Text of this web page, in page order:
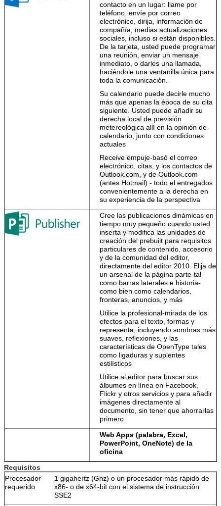
contacto en un lugar: llame por
teléfono, envíe por correo
electrónico, dirija, información de
compañía, medias actualizaciones
sociales, incluso si están disponibles.
De la tarjeta, usted puede programar
una reunión, enviar un mensaje
inmediato, o darles una llamada,
haciéndole una ventanilla única para
toda la comunicación.
Su calendario puede decirle mucho
más que apenas la época de su cita
siguiente. Usted puede añadir su
derecha local de previsión
metereológica allí en la opinión de
calendario, junto con condiciones
actuales
Receive empuje-basó el correo
electrónico, citas, y los contactos de
Outlook.com, y de Outlook.com
(antes Hotmail) - todo el entregados
convenientemente a la derecha en
su experiencia de la perspectiva
Cree las publicaciones dinámicas en
tiempo muy pequeño cuando usted
inserta y modifica las unidades de
creación del prebuilt para requisitos
particulares de contenido, accesorio
y de la comunidad del editor,
directamente del editor 2010. Elija de
un arsenal de la página parte-tal
como barras laterales e historia-
como bien como calendarios,
fronteras, anuncios, y más
Utilice la profesional-mirada de los
efectos para el texto, formas y
representa, incluyendo sombras más
suaves, reflexiones, y las
características de OpenType tales
como ligaduras y suplentes
estilísticos
Utilice al editor para buscar sus
álbumes en línea en Facebook,
Flickr y otros servicios y para añadir
imágenes directamente al
documento, sin tener que ahorrarlas
primero
Web Apps (palabra, Excel,
PowerPoint, OneNote) de la
oficina
Requisitos
Procesador
requerido
1 gigahertz (Ghz) o un procesador más rápido de
x86- o de x64-bit con el sistema de instrucción
SSE2